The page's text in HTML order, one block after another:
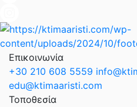
Επικοινωνία
+30 210 608 5559
edu@ktimaaristi.com
Τοποθεσία